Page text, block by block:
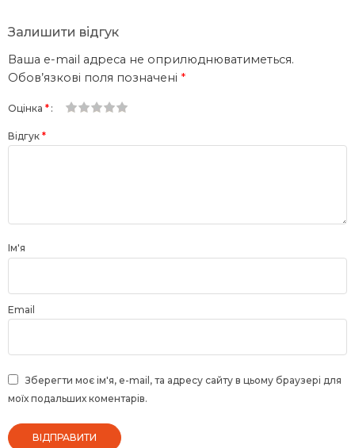
Залишити відгук
Ваша e-mail адреса не оприлюднюватиметься.
Обов’язкові поля позначені *
Оцінка *
Відгук *
Ім'я
Email
Зберегти моє ім'я, e-mail, та адресу сайту в цьому браузері для
моїх подальших коментарів.